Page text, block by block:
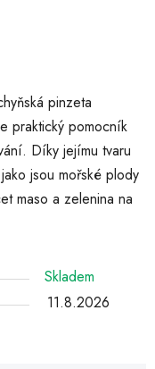
pinzeta
praktický pomocník
Díky jejímu tvaru
jsou mořské plody
maso a zelenina na
Skladem
11.8.2026